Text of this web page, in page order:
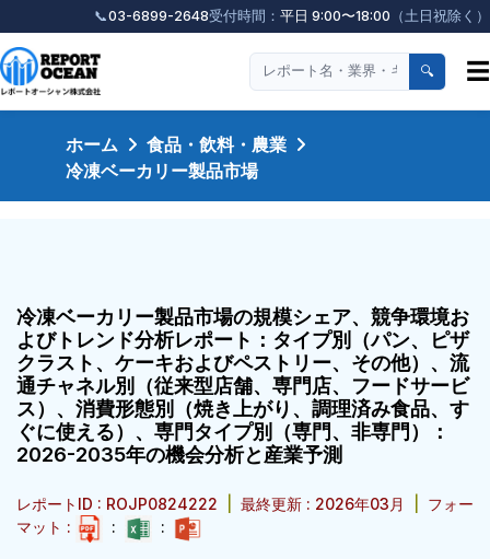
📞03-6899-2648受付時間： 平日 9:00〜18:00 （土日祝除く）
🔍 ☰
ホーム
食品・飲料・農業
冷凍ベーカリー製品市場
冷凍ベーカリー製品市場の規模シェア、競争環境お
よびトレンド分析レポート：タイプ別（パン、ピザ
クラスト、ケーキおよびペストリー、その他）、流
通チャネル別（従来型店舗、専門店、フードサービ
ス）、消費形態別（焼き上がり、調理済み食品、す
ぐに使える）、専門タイプ別（専門、非専門）：
2026-2035年の機会分析と産業予測
レポートID : ROJP0824222 最終更新 : 2026年03月
フォー
マット :
: :